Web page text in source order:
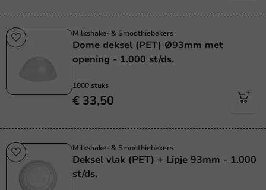
Milkshake- & Smoothiebekers
Dome deksel (PET) Ø93mm met
opening - 1.000 st/ds.
1000 stuks
€ 33,50
Milkshake- & Smoothiebekers
Deksel vlak (PET) + Lipje 93mm - 1.000
st/ds.